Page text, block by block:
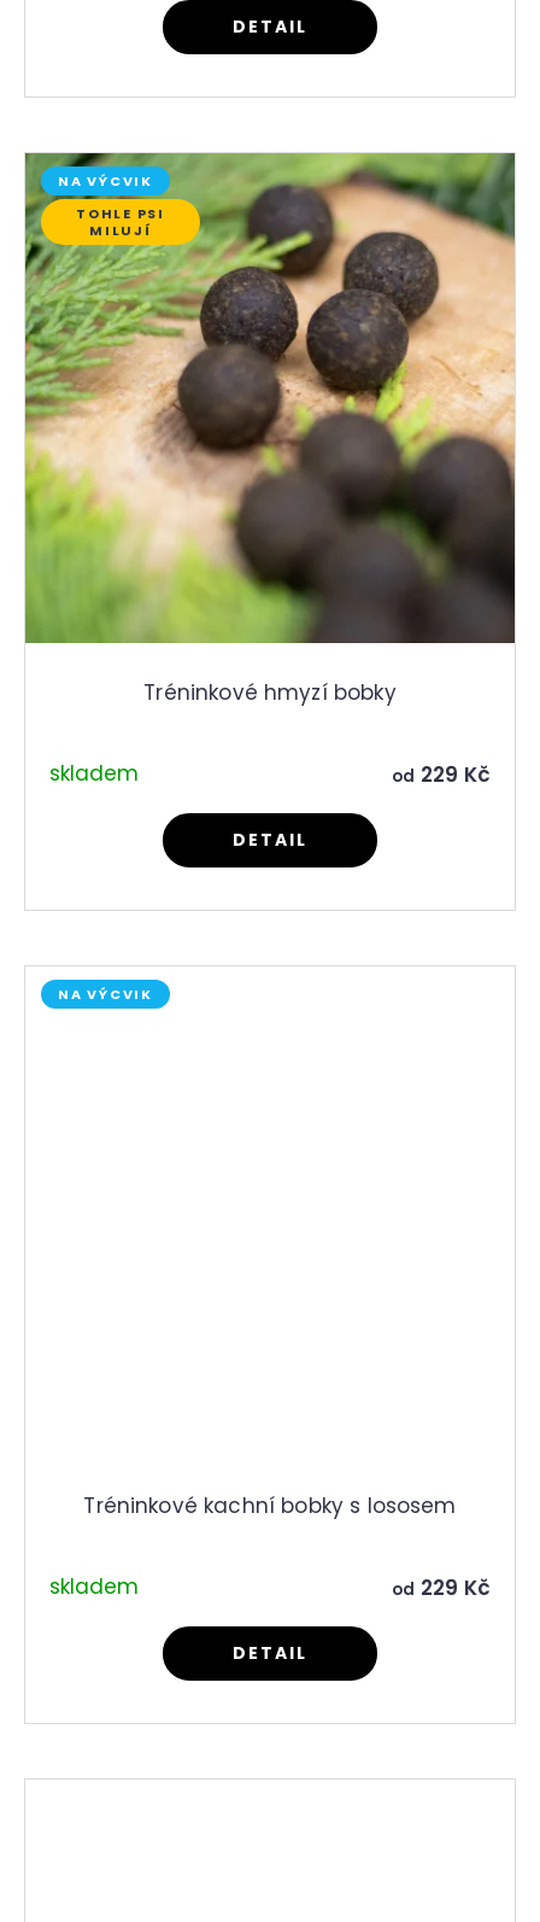
DETAIL
NA VÝCVIK
TOHLE PSI
MILUJÍ
Tréninkové hmyzí bobky
skladem od 229 Kč
DETAIL
NA VÝCVIK
Tréninkové kachní bobky s lososem
skladem od 229 Kč
DETAIL